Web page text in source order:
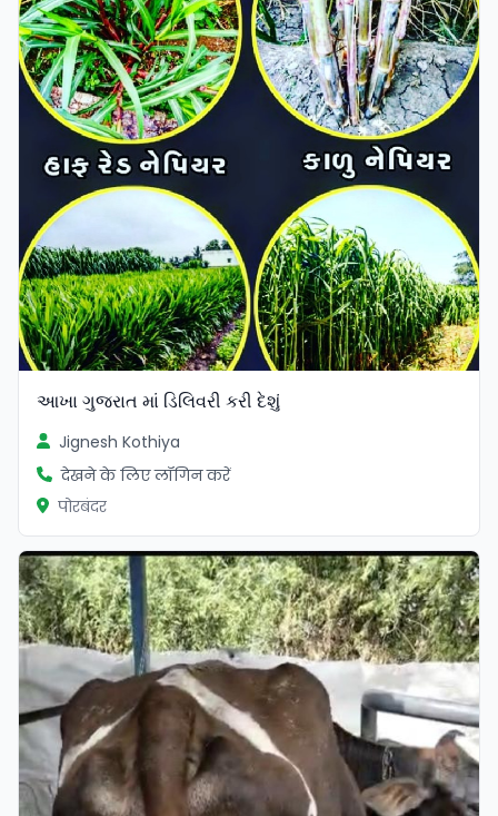
આખા ગુજરાત માં ડિલિવરી કરી દેશું
Jignesh Kothiya
देखने के लिए लॉगिन करें
पोरबंदर